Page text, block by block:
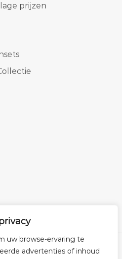
uw browse-ervaring te
advertenties of inhoud
prijzen